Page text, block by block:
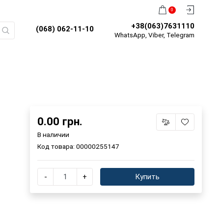
(068) 062-11-10
0
+38(063)7631110
WhatsApp, Viber, Telegram
0.00 грн.
В наличии
Код товара: 00000255147
- + Купить